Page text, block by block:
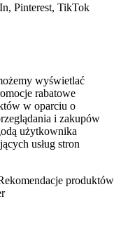
Pinterest, TikTok
wyświetlać
rabatowe
w oparciu o
i zakupów
użytkownika
usług stron
produktów